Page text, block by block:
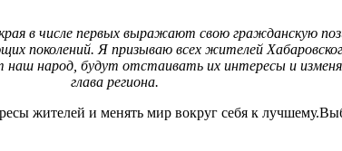
в числе первых выражают свою гражданскую
поколений. Я призываю всех жителей
народ, будут отстаивать их интересы и
глава региона.
жителей и менять мир вокруг себя к